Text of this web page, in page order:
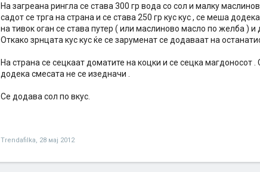
На загреана рингла се става 300 гр вода со сол и малку
садот се трга на страна и се става 250 гр кус кус , се меша
на тивок оган се става путер ( или маслиново масло по желба ) и
Откако зрнцата кус кус ќе се заруменат се додаваат на
На страна се сецкаат доматите на коцки и се сецка магдоносот
додека смесата не се изедначи .
Се додава сол по вкус.
Trendafilka, 28 мај 2012